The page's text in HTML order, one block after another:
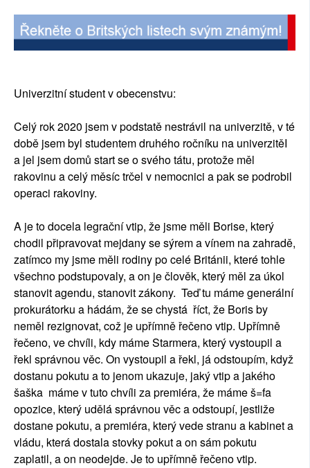
Univerzitní student v obecenstvu:
Celý rok 2020 jsem v podstatě nestrávil na univerzitě, v té
době jsem byl studentem druhého ročníku na univerzitěI
a jel jsem domů start se o svého tátu, protože měl
rakovinu a celý měsíc trčel v nemocnici a pak se podrobil
operaci rakoviny.
A je to docela legrační vtip, že jsme měli Borise, který
chodil připravovat mejdany se sýrem a vínem na zahradě,
zatímco my jsme měli rodiny po celé Británii, které tohle
všechno podstupovaly, a on je člověk, který měl za úkol
stanovit agendu, stanovit zákony. Teď tu máme generální
prokurátorku a hádám, že se chystá říct, že Boris by
neměl rezignovat, což je upřímně řečeno vtip. Upřímně
řečeno, ve chvíli, kdy máme Starmera, který vystoupil a
řekl správnou věc. On vystoupil a řekl, já odstoupím, když
dostanu pokutu a to jenom ukazuje, jaký vtip a jakého
šaška máme v tuto chvíli za premiéra, že máme š=fa
opozice, který udělá správnou věc a odstoupí, jestliže
dostane pokutu, a premiéra, který vede stranu a kabinet a
vládu, která dostala stovky pokut a on sám pokutu
zaplatil, a on neodejde. Je to upřímně řečeno vtip.